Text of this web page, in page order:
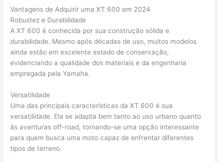
Vantagens de Adquirir uma XT 600 em 2024
Robustez e Durabilidade
A XT 600 é conhecida por sua construção sólida e
durabilidade. Mesmo após décadas de uso, muitos modelos
ainda estão em excelente estado de conservação,
evidenciando a qualidade dos materiais e da engenharia
empregada pela Yamaha.
Versatilidade
Uma das principais características da XT 600 é sua
versatilidade. Ela se adapta bem tanto ao uso urbano quanto
às aventuras off-road, tornando-se uma opção interessante
para quem busca uma moto capaz de enfrentar diferentes
tipos de terreno.